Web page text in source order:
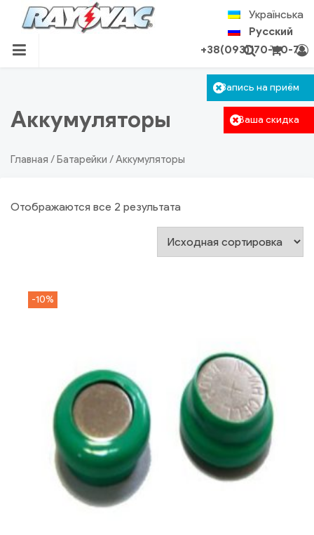
content
Ваша скидка
Запись на приём
RU.RAYOVAC.COM.UA
Українська
Русский
+38(093)170-40-71
Поиск
Аккумуляторы
Главная /Батарейки / Аккумуляторы
Отображаются все 2 результата
-10%